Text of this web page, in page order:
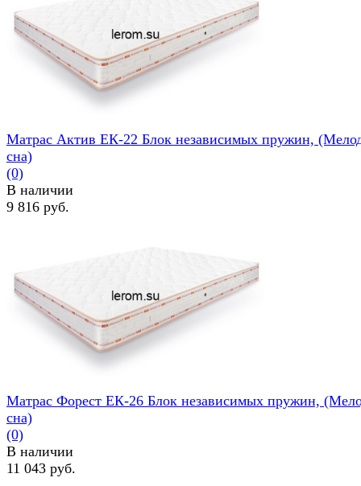
избранное сравнить
избранное сравнить
Матрас Актив ЕК-22 Блок независимых пружин,
сна)
(0)
В наличии
9 816 руб.
Матрас Форест ЕК-26 Блок независимых пружин,
сна)
(0)
В наличии
11 043 руб.